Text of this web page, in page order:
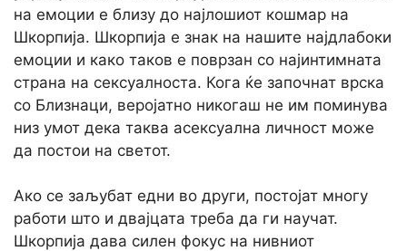
на емоции е близу до најлошиот кошмар на
Шкорпија. Шкорпија е знак на нашите најдлабоки
емоции и како таков е поврзан со најинтимната
страна на сексуалноста. Кога ќе започнат врска
со Близнаци, веројатно никогаш не им поминува
низ умот дека таква асексуална личност може
да постои на светот.
Ако се заљубат едни во други, постојат многу
работи што и двајцата треба да ги научат.
Шкорпија дава силен фокус на нивниот